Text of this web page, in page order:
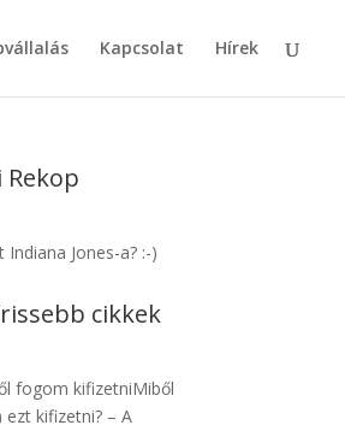
Kapcsolat Hírek
Rekop
Indiana Jones-a? :-)
cikkek
Miből
kifizetni? – A